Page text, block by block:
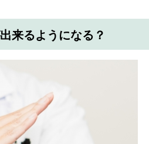
来るようになる？